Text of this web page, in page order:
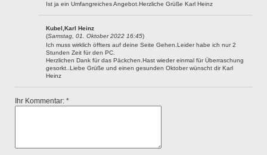
Ist ja ein Umfangreiches Angebot.Herzliche Grüße Karl Heinz
Kubel,Karl Heinz
(Samstag, 01. Oktober 2022 16:45)
Ich muss wirklich öffters auf deine Seite Gehen.Leider habe ich nur 2
Stunden Zeit für den PC.
Herzlichen Dank für das Päckchen.Hast wieder einmal für Überraschung
gesorkt..Liebe Grüße und einen gesunden Oktober wünscht dir Karl
Heinz
Ihr Kommentar: *